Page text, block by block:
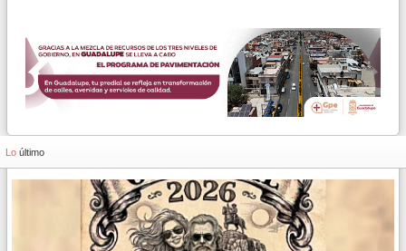
Lo último